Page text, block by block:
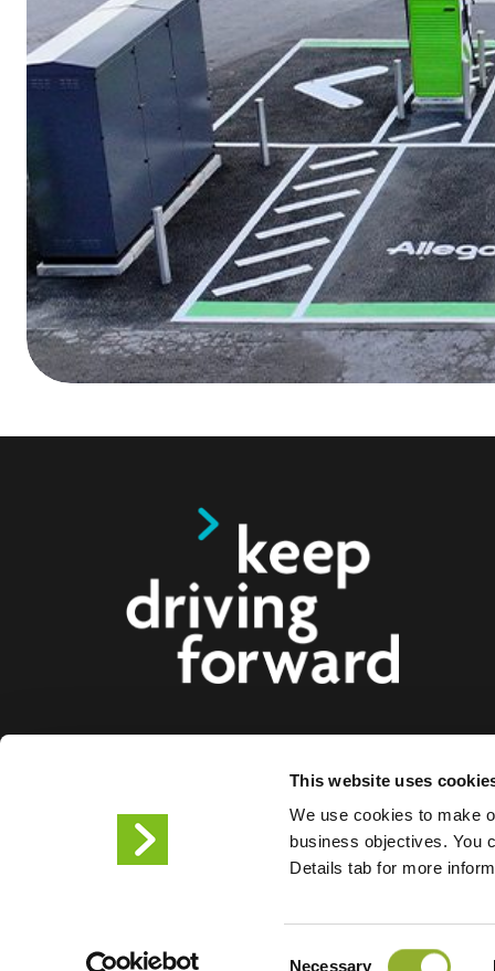
This website uses
We use cookies to make
business objectives. You
Details tab for more
Necessary
motocicletas, autobuses y camiones para
ciudades. Nuestras soluciones de carga
empresas y ciudades el suministro de la
los conductores de VE , mientras que la
Condiciones de uso